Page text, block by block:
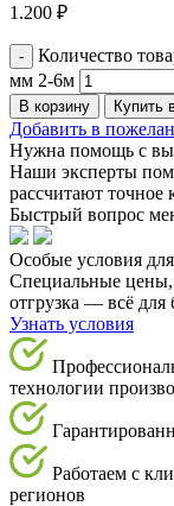
1.200 ₽
Количество
мм 2-6м
В корзину Купить
Добавить в
Нужна помощь с
Наши эксперты
рассчитают точное
Быстрый вопрос
Особые условия
Специальные цены,
отгрузка — всё для
Узнать условия
технологии
Работаем с
регионов